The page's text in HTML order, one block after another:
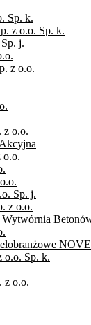
Sp. k.
z o.o. Sp. k.
j.
z o.o.
z o.o.
o.o.
Sp. j.
z o.o.
Sp. k.
z o.o.